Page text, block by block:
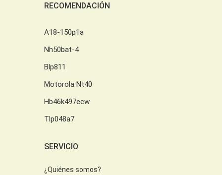
RECOMENDACIÓN
A18-150p1a
Nh50bat-4
Blp811
Motorola Nt40
Hb46k497ecw
Tlp048a7
SERVICIO
¿Quiénes somos?